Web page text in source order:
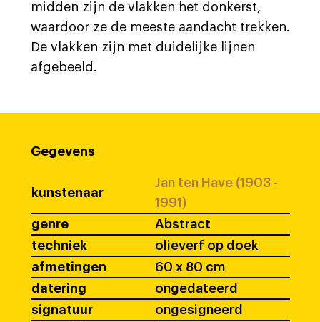
midden zijn de vlakken het donkerst,
waardoor ze de meeste aandacht trekken.
De vlakken zijn met duidelijke lijnen
afgebeeld.
Gegevens
kunstenaar
Jan ten Have (1903 -
1991)
genre
Abstract
techniek
olieverf op doek
afmetingen
60 x 80 cm
datering
ongedateerd
signatuur
ongesigneerd